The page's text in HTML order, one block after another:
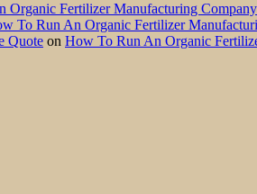
Organic Fertilizer Manufacturing
To Run An Organic Fertilizer
Quote on How To Run An Organic